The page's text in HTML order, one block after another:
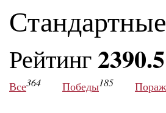
Рейтинг2390.5
Все364 Победы185